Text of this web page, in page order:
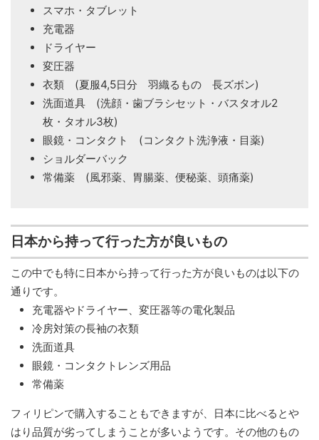
スマホ・タブレット
充電器
ドライヤー
変圧器
衣類 (夏服4,5日分 羽織るもの 長ズボン)
洗面道具 (洗顔・歯ブラシセット・バスタオル2
枚・タオル3枚)
眼鏡・コンタクト (コンタクト洗浄液・目薬)
ショルダーバック
常備薬 (風邪薬、胃腸薬、便秘薬、頭痛薬)
日本から持って行った方が良いもの
この中でも特に日本から持って行った方が良いものは以下の
通りです。
充電器やドライヤー、変圧器等の電化製品
冷房対策の長袖の衣類
洗面道具
眼鏡・コンタクトレンズ用品
常備薬
フィリピンで購入することもできますが、日本に比べるとや
はり品質が劣ってしまうことが多いようです。その他のもの